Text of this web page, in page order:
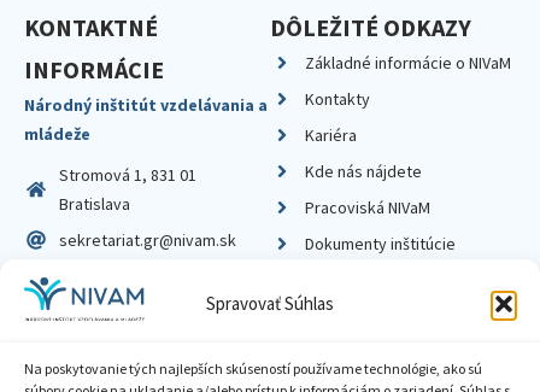
Spravovať Súhlas
Na poskytovanie tých najlepších skúseností používame technológie, ako sú
KONTAKTNÉ
INFORMÁCIE
Národný inštitút vzdelávania a
mládeže
Stromová 1, 831 01
Bratislava
sekretariat.gr@nivam.sk
IČO: 00164348
DIČ: 2020798714
DÔLEŽITÉ ODKAZY
Základné informácie o NIVaM
Kontakty
Kariéra
Kde nás nájdete
Pracoviská NIVaM
Dokumenty inštitúcie